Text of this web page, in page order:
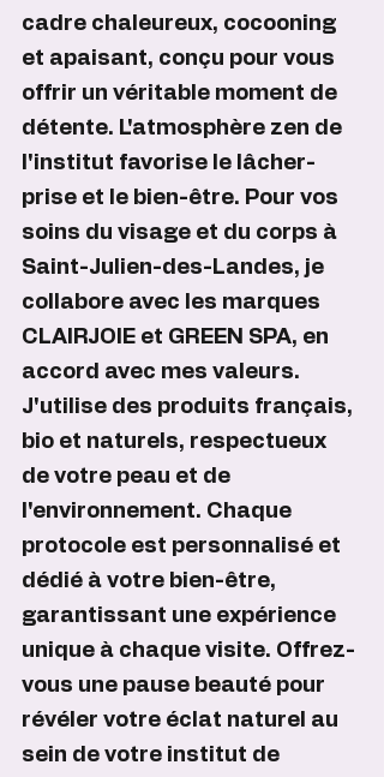
cadre chaleureux, cocooning
et apaisant, conçu pour vous
offrir un véritable moment de
détente. L'atmosphère zen de
l'institut favorise le lâcher-
prise et le bien-être. Pour vos
soins du visage et du corps à
Saint-Julien-des-Landes, je
collabore avec les marques
CLAIRJOIE et GREEN SPA, en
accord avec mes valeurs.
J'utilise des produits français,
bio et naturels, respectueux
de votre peau et de
l'environnement. Chaque
protocole est personnalisé et
dédié à votre bien-être,
garantissant une expérience
unique à chaque visite. Offrez-
vous une pause beauté pour
révéler votre éclat naturel au
sein de votre institut de